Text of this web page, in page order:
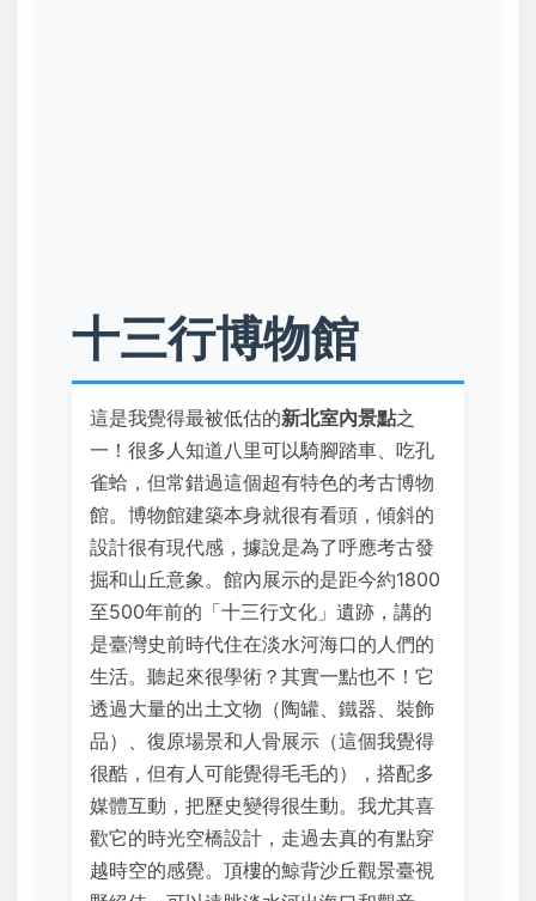
十三行博物館
這是我覺得最被低估的新北室內景點之
一！很多人知道八里可以騎腳踏車、吃孔
雀蛤，但常錯過這個超有特色的考古博物
館。博物館建築本身就很有看頭，傾斜的
設計很有現代感，據說是為了呼應考古發
掘和山丘意象。館內展示的是距今約1800
至500年前的「十三行文化」遺跡，講的
是臺灣史前時代住在淡水河海口的人們的
生活。聽起來很學術？其實一點也不！它
透過大量的出土文物（陶罐、鐵器、裝飾
品）、復原場景和人骨展示（這個我覺得
很酷，但有人可能覺得毛毛的），搭配多
媒體互動，把歷史變得很生動。我尤其喜
歡它的時光空橋設計，走過去真的有點穿
越時空的感覺。頂樓的鯨背沙丘觀景臺視